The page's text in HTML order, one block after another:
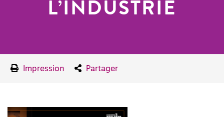
L’INDUSTRIE
Impression Partager